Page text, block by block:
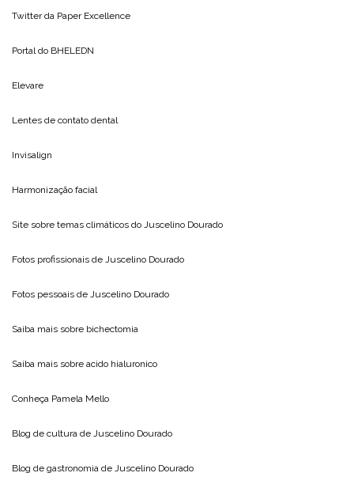
Twitter da Paper Excellence
Portal do BHELEDN
Elevare
Lentes de contato dental
Invisalign
Harmonização facial
Site sobre temas climáticos do Juscelino Dourado
Fotos profissionais de Juscelino Dourado
Fotos pessoais de Juscelino Dourado
Saiba mais sobre bichectomia
Saiba mais sobre acido hialuronico
Conheça Pamela Mello
Blog de cultura de Juscelino Dourado
Blog de gastronomia de Juscelino Dourado